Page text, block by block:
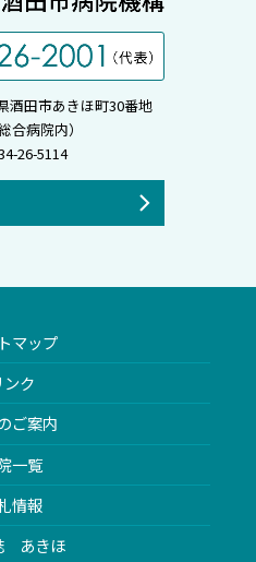
田市あきほ町30番地
合病院内）
26-5114
マップ
ンク
ご案内
一覧
情報
あきほ